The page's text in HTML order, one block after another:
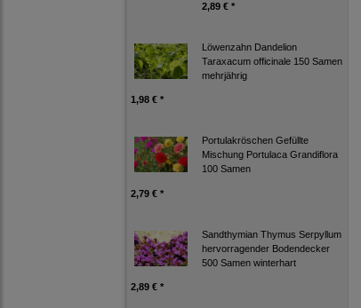
2,89 € *
Löwenzahn Dandelion
Taraxacum officinale 150 Samen
mehrjährig
1,98 € *
Portulakröschen Gefüllte
Mischung Portulaca Grandiflora
100 Samen
2,79 € *
Sandthymian Thymus Serpyllum
hervorragender Bodendecker
500 Samen winterhart
2,89 € *